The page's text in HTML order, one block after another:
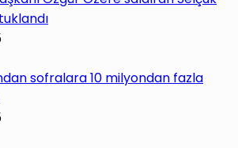
sofralara 10 milyondan fazla